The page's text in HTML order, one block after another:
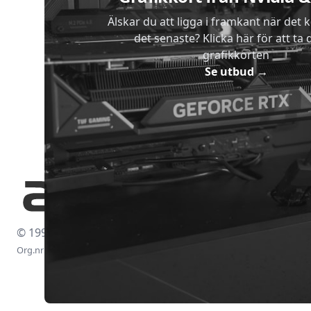
Älskar du att ligga i framkant när det
det senaste? Klicka här för att ta
grafikkorten
Se utbud→
© 1997-2026
Org.nr: 556438-4260